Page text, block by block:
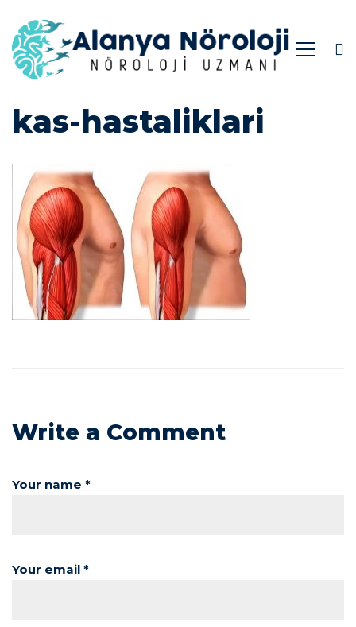
kas-
hastaliklari
kas-hastaliklari
Write a Comment
Your name *
Your email *